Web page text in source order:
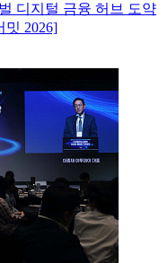
디지털 금융 허브 도약
밋 2026]